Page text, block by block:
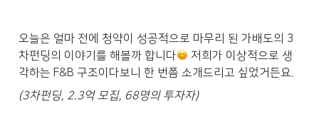
오늘은 얼마 전에 청약이 성공적으로 마무리 된 가배도의 3
차펀딩의 이야기를 해볼까 합니다
저희가 이상적으로 생
각하는 F&B 구조이다보니 한 번쯤 소개드리고 싶었거든요.
(3차펀딩, 2.3억 모집, 68명의 투자자)